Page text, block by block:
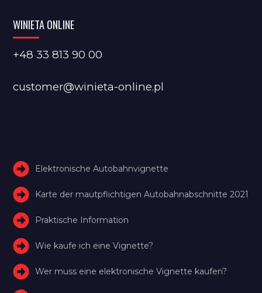
WINIETA ONLINE
+48 33 813 90 00
customer@winieta-online.pl
Elektronische Autobahnvignette
Karte der mautpflichtigen Autobahnabschnitte 2021
Praktische Information
Wie kaufe ich eine Vignette?
Wer muss eine elektronische Vignette kaufen?